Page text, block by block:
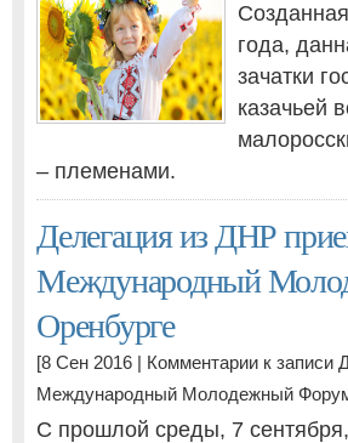
года,
зачатки
казачьей
– племенами.
Делегация из ДНР
Международный
Оренбурге
[8 Сен 2016 | Комментарии к записи
Международный Молодежный
С прошлой среды, 7